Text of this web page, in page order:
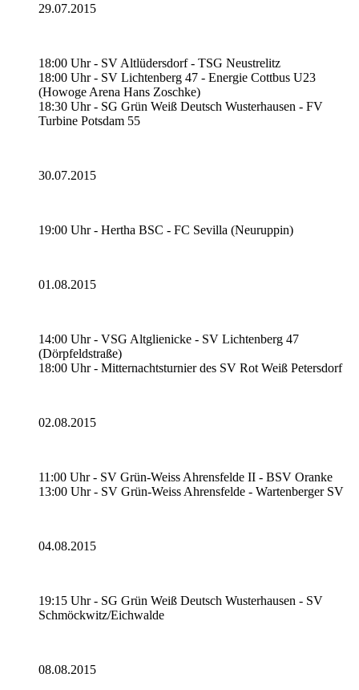
29.07.2015
18:00 Uhr - SV Altlüdersdorf - TSG Neustrelitz
18:00 Uhr - SV Lichtenberg 47 - Energie Cottbus U23
(Howoge Arena Hans Zoschke)
18:30 Uhr - SG Grün Weiß Deutsch Wusterhausen - FV
Turbine Potsdam 55
30.07.2015
19:00 Uhr - Hertha BSC - FC Sevilla (Neuruppin)
01.08.2015
14:00 Uhr - VSG Altglienicke - SV Lichtenberg 47
(Dörpfeldstraße)
18:00 Uhr - Mitternachtsturnier des SV Rot Weiß Petersdorf
02.08.2015
11:00 Uhr - SV Grün-Weiss Ahrensfelde II - BSV Oranke
13:00 Uhr - SV Grün-Weiss Ahrensfelde - Wartenberger SV
04.08.2015
19:15 Uhr - SG Grün Weiß Deutsch Wusterhausen - SV
Schmöckwitz/Eichwalde
08.08.2015